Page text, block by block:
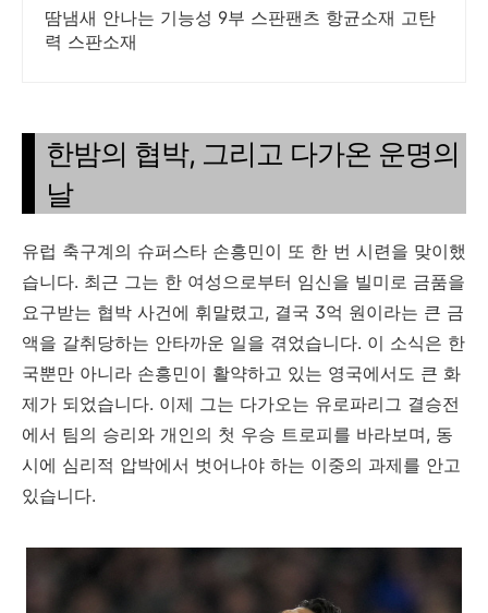
땀냄새 안나는 기능성 9부 스판팬츠 항균소재 고탄
력 스판소재
한밤의 협박, 그리고 다가온 운명의
날
유럽 축구계의 슈퍼스타 손흥민이 또 한 번 시련을 맞이했
습니다. 최근 그는 한 여성으로부터 임신을 빌미로 금품을
요구받는 협박 사건에 휘말렸고, 결국 3억 원이라는 큰 금
액을 갈취당하는 안타까운 일을 겪었습니다. 이 소식은 한
국뿐만 아니라 손흥민이 활약하고 있는 영국에서도 큰 화
제가 되었습니다. 이제 그는 다가오는 유로파리그 결승전
에서 팀의 승리와 개인의 첫 우승 트로피를 바라보며, 동
시에 심리적 압박에서 벗어나야 하는 이중의 과제를 안고
있습니다.